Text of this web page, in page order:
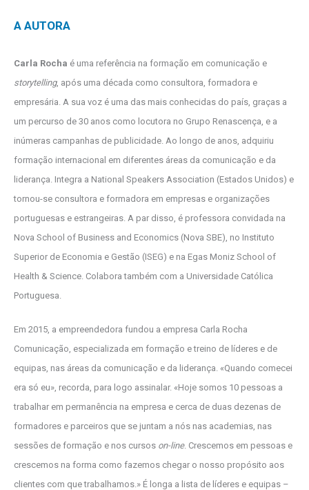
A AUTORA
Carla Rocha é uma referência na formação em comunicação e
storytelling, após uma década como consultora, formadora e
empresária. A sua voz é uma das mais conhecidas do país, graças a
um percurso de 30 anos como locutora no Grupo Renascença, e a
inúmeras campanhas de publicidade. Ao longo de anos, adquiriu
formação internacional em diferentes áreas da comunicação e da
liderança. Integra a National Speakers Association (Estados Unidos) e
tornou-se consultora e formadora em empresas e organizações
portuguesas e estrangeiras. A par disso, é professora convidada na
Nova School of Business and Economics (Nova SBE), no Instituto
Superior de Economia e Gestão (ISEG) e na Egas Moniz School of
Health & Science. Colabora também com a Universidade Católica
Portuguesa.
Em 2015, a empreendedora fundou a empresa Carla Rocha
Comunicação, especializada em formação e treino de líderes e de
equipas, nas áreas da comunicação e da liderança. «Quando comecei
era só eu», recorda, para logo assinalar. «Hoje somos 10 pessoas a
trabalhar em permanência na empresa e cerca de duas dezenas de
formadores e parceiros que se juntam a nós nas academias, nas
sessões de formação e nos cursos on-line. Crescemos em pessoas e
crescemos na forma como fazemos chegar o nosso propósito aos
clientes com que trabalhamos.» É longa a lista de líderes e equipas –